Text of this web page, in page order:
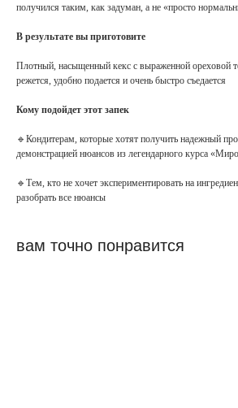
получился таким, как задуман, а не «просто
В результате вы приготовите
Плотный, насыщенный кекс с выраженной ореховой
режется, удобно подается и очень быстро съедается
Кому подойдет этот запек
🔹Кондитерам, которые хотят получить надежный
демонстрацией нюансов из легендарного курса
🔹Тем, кто не хочет экспериментировать на
разобрать все нюансы
вам точно понравится